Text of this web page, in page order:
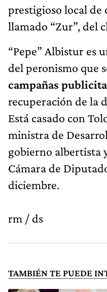
prestigioso local de
llamado “Zur”, del
“Pepe” Albistur es
del peronismo que
campañas
recuperación de la
Está casado con
ministra de
gobierno albertista
Cámara de
diciembre.
rm / ds
TAMBIÉN TE PUEDE